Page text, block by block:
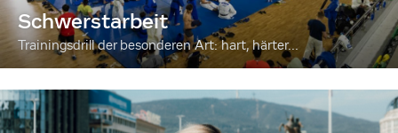
Schwerstarbeit
Trainingsdrill der besonderen Art: hart, härter...